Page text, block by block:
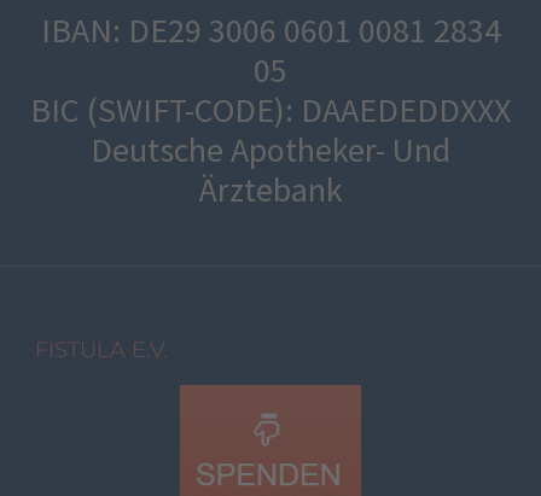
IBAN: DE29 3006 0601 0081 2834
05
BIC (SWIFT-CODE): DAAEDEDDXXX
Deutsche Apotheker- Und
Ärztebank
FISTULA E.V.